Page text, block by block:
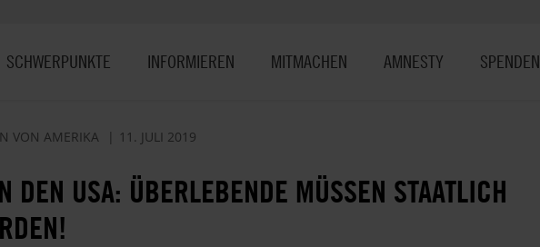
SCHWERPUNKTE INFORMIEREN MITMACHEN AMNESTY SPENDEN
VON AMERIKA 11. JULI 2019
DEN USA: ÜBERLEBENDE MÜSSEN STAATLICH